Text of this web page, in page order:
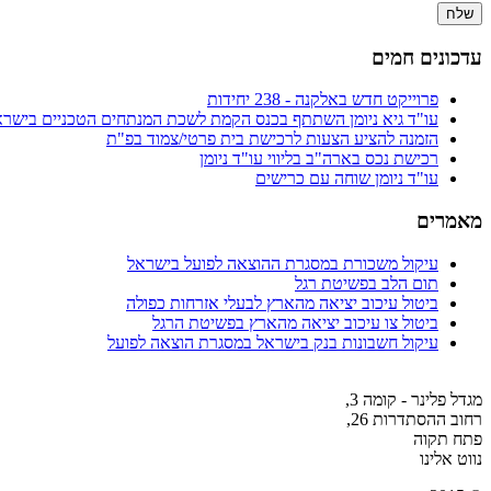
עדכונים חמים
פרוייקט חדש באלקנה - 238 יחידות
עו"ד גיא ניומן השתתף בכנס הקמת לשכת המנתחים הטכניים
הזמנה להציע הצעות לרכישת בית פרטי/צמוד בפ"ת
רכישת נכס בארה"ב בליווי עו"ד ניומן
עו"ד ניומן שוחה עם כרישים
מאמרים
עיקול משכורת במסגרת ההוצאה לפועל בישראל
תום הלב בפשיטת רגל
ביטול עיכוב יציאה מהארץ לבעלי אזרחות כפולה
ביטול צו עיכוב יציאה מהארץ בפשיטת הרגל
עיקול חשבונות בנק בישראל במסגרת הוצאה לפועל
מגדל פלינר - קומה 3,
רחוב ההסתדרות 26,
פתח תקוה
נווט אלינו